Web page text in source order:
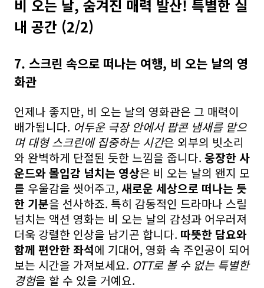
비 오는 날, 숨겨진 매력 발산! 특별한 실
내 공간 (2/2)
7. 스크린 속으로 떠나는 여행, 비 오는 날의 영
화관
언제나 좋지만, 비 오는 날의 영화관은 그 매력이
배가됩니다. 어두운 극장 안에서 팝콘 냄새를 맡으
며 대형 스크린에 집중하는 시간은 외부의 빗소리
와 완벽하게 단절된 듯한 느낌을 줍니다. 웅장한 사
운드와 몰입감 넘치는 영상은 비 오는 날의 왠지 모
를 우울감을 씻어주고,새로운 세상으로 떠나는 듯
한 기분을 선사하죠. 특히 감동적인 드라마나 스릴
넘치는 액션 영화는 비 오는 날의 감성과 어우러져
더욱 강렬한 인상을 남기곤 합니다. 따뜻한 담요와
함께 편안한 좌석에 기대어, 영화 속 주인공이 되어
보는 시간을 가져보세요. OTT로 볼 수 없는 특별한
경험을 할 수 있을 거예요.